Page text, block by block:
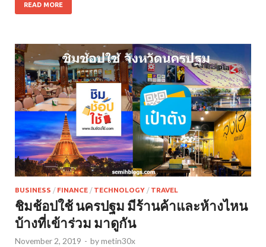
READ MORE
BUSINESS / FINANCE / TECHNOLOGY / TRAVEL
ชิมช้อปใช้ นครปฐม มีร้านค้าและห้างไหน
บ้างที่เข้าร่วม มาดูกัน
November 2, 2019 - bymetin30x